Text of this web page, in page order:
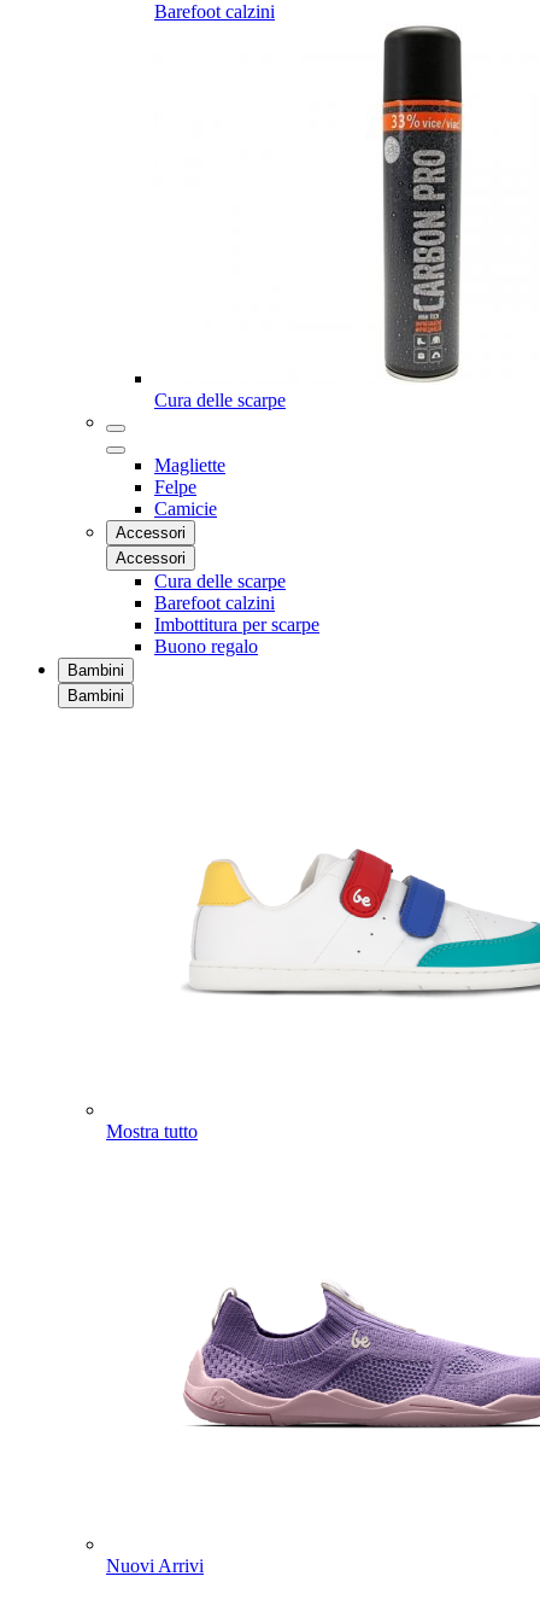
Barefoot calzini
Cura delle scarpe
Magliette
Felpe
Camicie
Accessori
Accessori
Cura delle scarpe
Barefoot calzini
Imbottitura per scarpe
Buono regalo
Bambini
Bambini
Mostra tutto
Nuovi Arrivi